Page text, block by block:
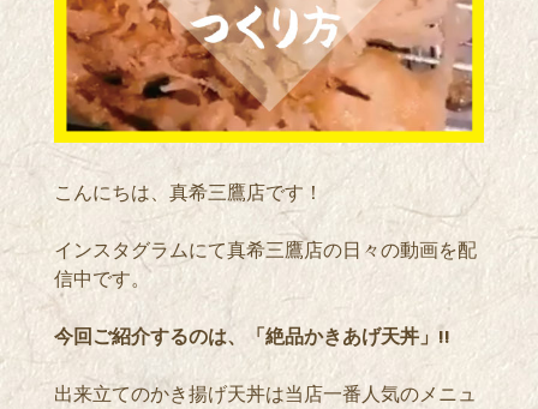
こんにちは、真希三鷹店です！
インスタグラムにて真希三鷹店の日々の動画を配
信中です。
今回ご紹介するのは、「絶品かきあげ天丼」!!
出来立てのかき揚げ天丼は当店一番人気のメニュ